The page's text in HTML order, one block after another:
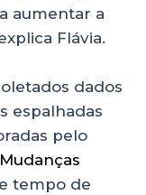
aumentar a
Flávia.
dados
espalhadas
pelo
tempo de